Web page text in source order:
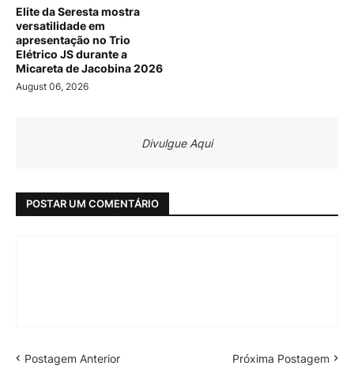
Elite da Seresta mostra
versatilidade em
apresentação no Trio
Elétrico JS durante a
Micareta de Jacobina 2026
August 06, 2026
Divulgue Aqui
POSTAR UM COMENTÁRIO
Postagem Anterior Próxima Postagem